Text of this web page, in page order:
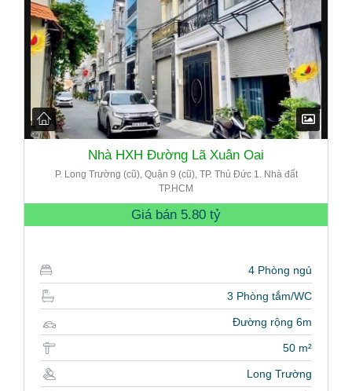
Nhà HXH Đường Lã Xuân Oai
P. Long Trường (cũ), Quận 9 (cũ), TP. Thủ Đức 1. Nhà đất
TP.HCM
Giá bán 5.80 tỷ
4 Phòng ngủ
3 Phòng tắm/WC
Đường rộng 6m
50 m²
Long Trường